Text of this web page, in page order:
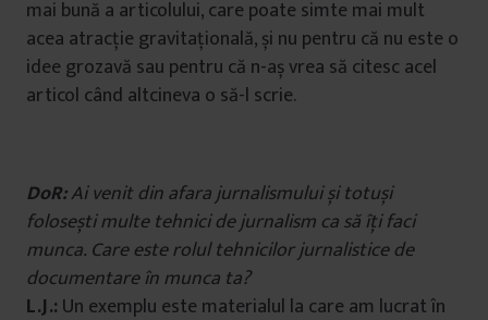
mai bună a articolului, care poate simte mai mult
acea atracție gravitațională, și nu pentru că nu este o
idee grozavă sau pentru că n-aș vrea să citesc acel
articol când altcineva o să-l scrie.
DoR:Ai venit din afara jurnalismului și totuși
folosești multe tehnici de jurnalism ca să îți faci
munca. Care este rolul tehnicilor jurnalistice de
documentare în munca ta?
L.J.: Un exemplu este materialul la care am lucrat în